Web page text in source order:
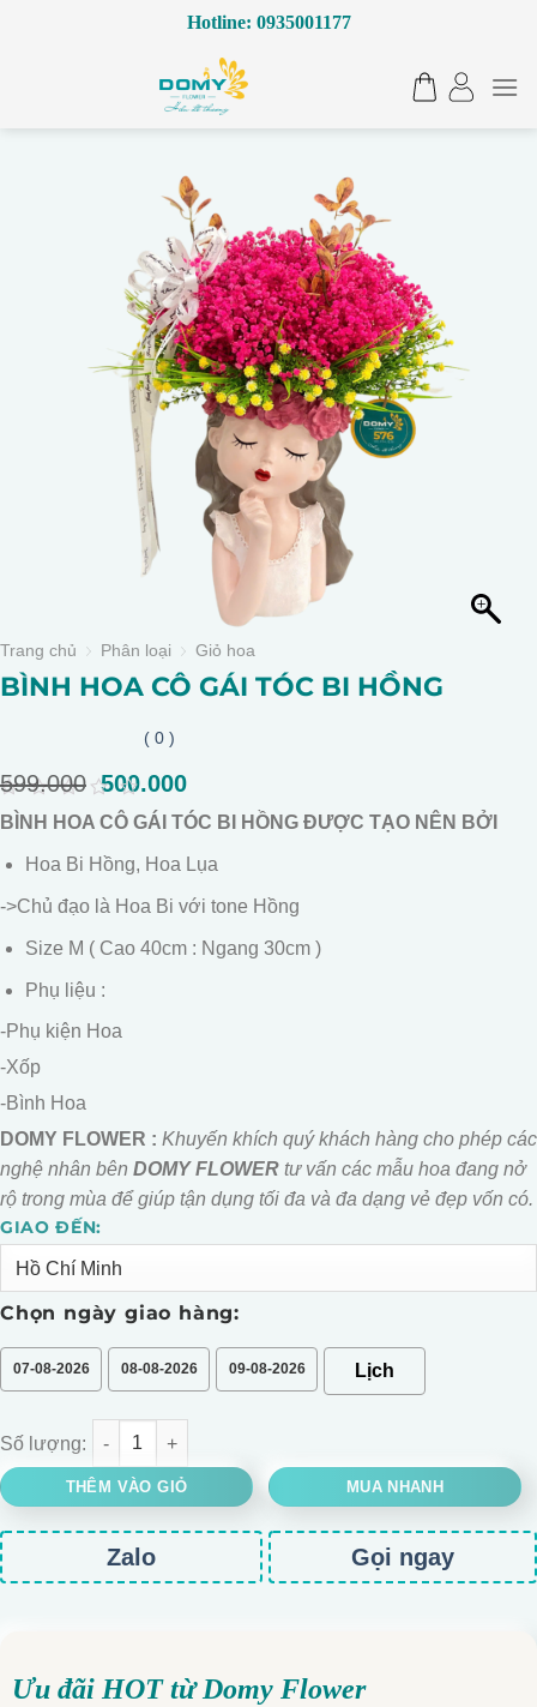
Hotline: 0935001177
Trang chủ Phân loại Giỏ hoa
BÌNH HOA CÔ GÁI TÓC BI HỒNG
0
out
5
( 0 )
599.000 Giá
gốc
là:
599.000.
500.000
hiện
tại
là:
500.000.
BÌNH HOA CÔ GÁI TÓC BI HỒNG ĐƯỢC TẠO NÊN BỞI
Hoa Bi Hồng, Hoa Lụa
->Chủ đạo là Hoa Bi với tone Hồng
Size M ( Cao 40cm : Ngang 30cm )
Phụ liệu :
-Phụ kiện Hoa
-Xốp
-Bình Hoa
DOMY FLOWER : Khuyến khích quý khách hàng cho phép các
nghệ nhân bên DOMY FLOWER tư vấn các mẫu hoa đang nở
rộ trong mùa để giúp tận dụng tối đa và đa dạng vẻ đẹp vốn có.
GIAO ĐẾN:
Chọn ngày giao hàng:
07-08-2026 08-08-2026 09-08-2026
BÌNH HOA CÔ GÁI TÓC BI HỒNG số lượng
THÊM VÀO GIỎ MUA NHANH
Alternative:
Zalo Gọi ngay
Ưu đãi HOT từ Domy Flower